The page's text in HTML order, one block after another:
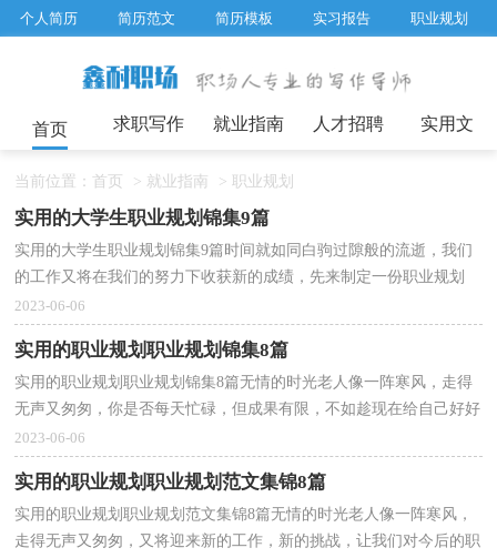
个人简历 简历范文 简历模板 实习报告 职业规划
工作总结 辞职报告
首页 求职写作 就业指南 人才招聘 实用文
当前位置： 首页 > 就业指南 >职业规划
实用的大学生职业规划锦集9篇
实用的大学生职业规划锦集9篇时间就如同白驹过隙般的流逝，我们
的工作又将在我们的努力下收获新的成绩，先来制定一份职业规划
吧。职业规划怎么写才能切实有效地帮助到自己将来...
2023-06-06
实用的职业规划职业规划锦集8篇
实用的职业规划职业规划锦集8篇无情的时光老人像一阵寒风，走得
无声又匆匆，你是否每天忙碌，但成果有限，不如趁现在给自己好好
做个职业规划吧。想必许多人都在为如何写好职业规划...
2023-06-06
实用的职业规划职业规划范文集锦8篇
实用的职业规划职业规划范文集锦8篇无情的时光老人像一阵寒风，
走得无声又匆匆，又将迎来新的工作，新的挑战，让我们对今后的职